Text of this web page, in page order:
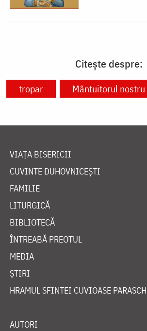
Citește despre:
tropar Mântuitorul
VIAȚA BISERICII
CUVINTE DUHOVNICEȘTI
FAMILIE
LITURGICĂ
BIBLIOTECĂ
ÎNTREABĂ PREOTUL
MEDIA
ȘTIRI
HRAMUL SFINTEI CUVIOASE
AUTORI